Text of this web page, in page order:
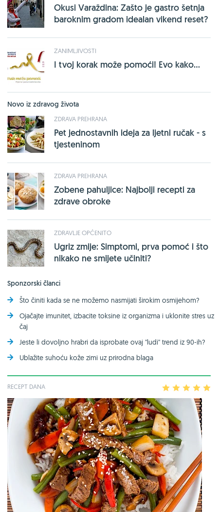
Okusi Varaždina: Zašto je gastro šetnja
baroknim gradom idealan vikend reset?
ZANIMLJIVOSTI
I tvoj korak može pomoći! Evo kako...
Novo iz zdravog života
ZDRAVA PREHRANA
Pet jednostavnih ideja za ljetni ručak - s
tjesteninom
ZDRAVA PREHRANA
Zobene pahuljice: Najbolji recepti za
zdrave obroke
ZDRAVLJE OPĆENITO
Ugriz zmije: Simptomi, prva pomoć i što
nikako ne smijete učiniti?
Sponzorski članci
Što činiti kada se ne možemo nasmijati širokim osmijehom?
Ojačajte imunitet, izbacite toksine iz organizma i uklonite stres uz
čaj
Jeste li dovoljno hrabri da isprobate ovaj ''ludi'' trend iz 90-ih?
Ublažite suhoću kože zimi uz prirodna blaga
RECEPT DANA 2 3 4